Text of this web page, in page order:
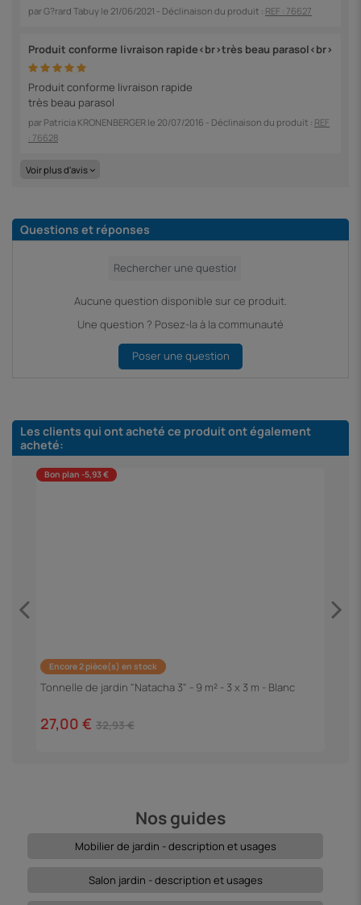
parG?rard Tabuy le 21/06/2021 - Déclinaison du produit : REF : 76627
Produit conforme livraison rapide<br>très beau parasol<br>
Produit conforme livraison rapide
très beau parasol
par Patricia KRONENBERGER le 20/07/2016 - Déclinaison du produit : REF
: 76628
Voir plus d'avis
Questions et réponses
Aucune question disponible sur ce produit.
Une question ? Posez-la à la communauté
Poser une question
Les clients qui ont acheté ce produit ont également
acheté:
Bon plan -5,93 €
Encore 2 pièce(s) en stock
Tonnelle de jardin "Natacha 3" - 9 m² - 3 x 3 m - Blanc
27,00 € 32,93 €
Nos guides
Mobilier de jardin - description et usages
Salon jardin - description et usages